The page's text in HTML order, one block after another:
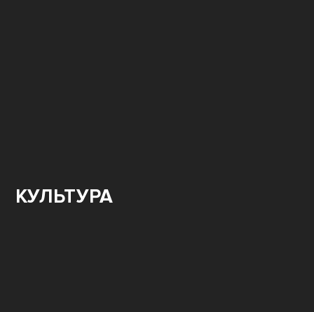
КУЛЬТУРА